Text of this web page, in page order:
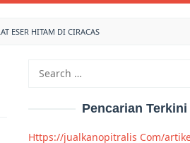
ESER HITAM DI CIRACAS
for:
Pencarian Terkini
Https://jualkanopitralis Com/